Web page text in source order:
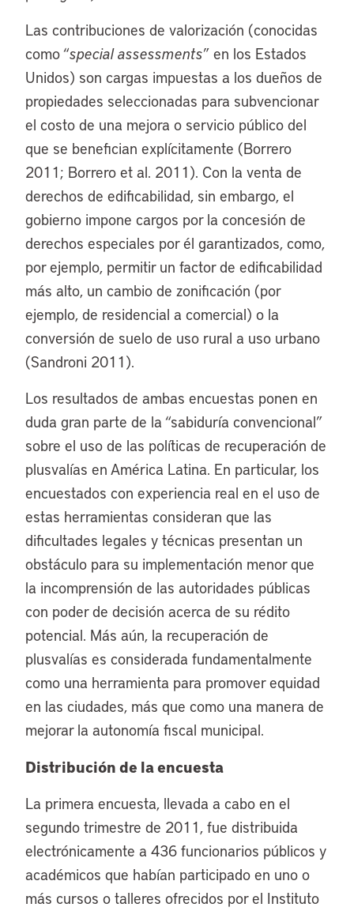
Las contribuciones de valorización (conocidas
como “special assessments” en los Estados
Unidos) son cargas impuestas a los dueños de
propiedades seleccionadas para subvencionar
el costo de una mejora o servicio público del
que se benefician explícitamente (Borrero
2011; Borrero et al. 2011). Con la venta de
derechos de edificabilidad, sin embargo, el
gobierno impone cargos por la concesión de
derechos especiales por él garantizados, como,
por ejemplo, permitir un factor de edificabilidad
más alto, un cambio de zonificación (por
ejemplo, de residencial a comercial) o la
conversión de suelo de uso rural a uso urbano
(Sandroni 2011).
Los resultados de ambas encuestas ponen en
duda gran parte de la “sabiduría convencional”
sobre el uso de las políticas de recuperación de
plusvalías en América Latina. En particular, los
encuestados con experiencia real en el uso de
estas herramientas consideran que las
dificultades legales y técnicas presentan un
obstáculo para su implementación menor que
la incomprensión de las autoridades públicas
con poder de decisión acerca de su rédito
potencial. Más aún, la recuperación de
plusvalías es considerada fundamentalmente
como una herramienta para promover equidad
en las ciudades, más que como una manera de
mejorar la autonomía fiscal municipal.
Distribución de la encuesta
La primera encuesta, llevada a cabo en el
segundo trimestre de 2011, fue distribuida
electrónicamente a 436 funcionarios públicos y
académicos que habían participado en uno o
más cursos o talleres ofrecidos por el Instituto